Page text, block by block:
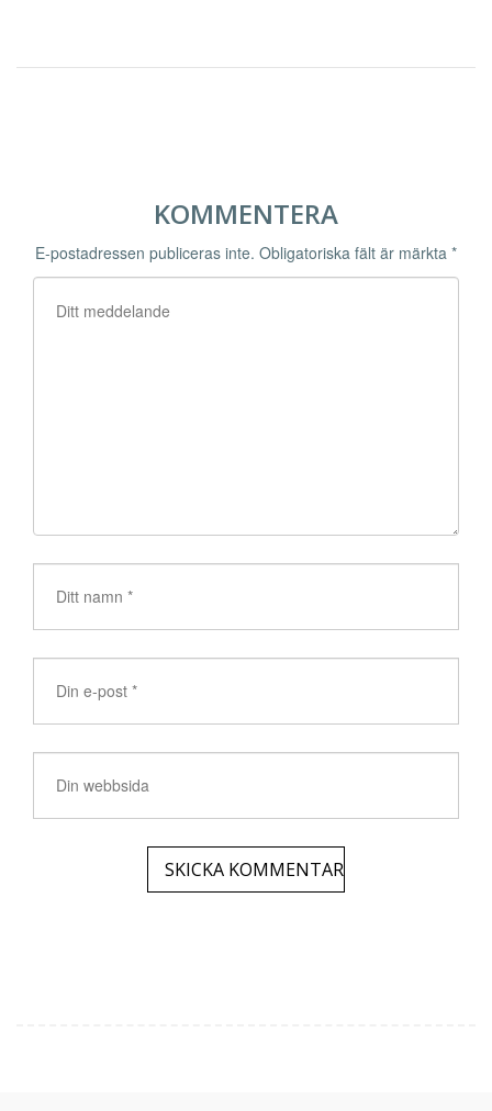
KOMMENTERA
E-postadressen publiceras inte. Obligatoriska fält är märkta *